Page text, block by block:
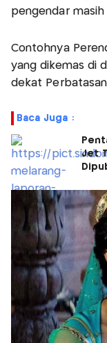
pengendar
Contohnya
yang dikemas di
dekat
Baca Juga :
Jet